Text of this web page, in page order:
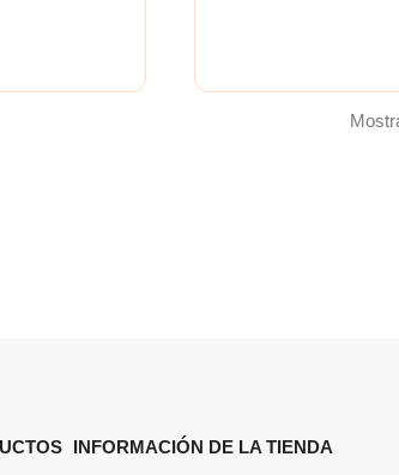
INFORMACIÓN DE LA TIENDA